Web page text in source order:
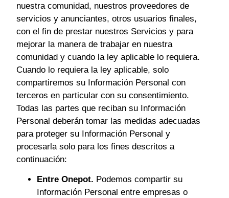
nuestra comunidad, nuestros proveedores de
servicios y anunciantes, otros usuarios finales,
con el fin de prestar nuestros Servicios y para
mejorar la manera de trabajar en nuestra
comunidad y cuando la ley aplicable lo requiera.
Cuando lo requiera la ley aplicable, solo
compartiremos su Información Personal con
terceros en particular con su consentimiento.
Todas las partes que reciban su Información
Personal deberán tomar las medidas adecuadas
para proteger su Información Personal y
procesarla solo para los fines descritos a
continuación:
Entre Onepot. Podemos compartir su
Información Personal entre empresas o